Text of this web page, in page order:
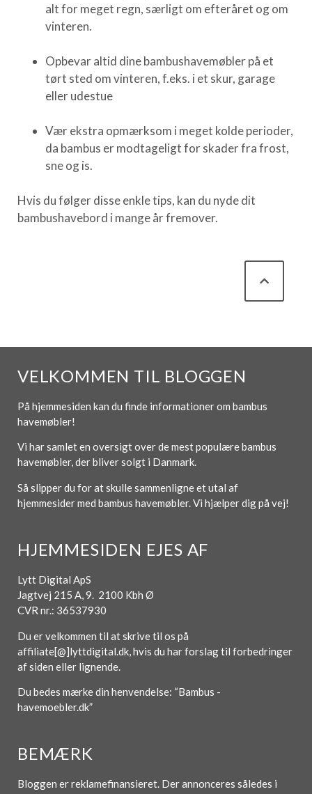
alt for meget regn, særligt om efteråret og om
vinteren.
Opbevar altid dine bambushavemøbler på et
tørt sted om vinteren, f.eks. i et skur, garage
eller udestue
Vær ekstra opmærksom i meget kolde perioder,
da bambus er modtageligt for skader fra frost,
sne og is.
Hvis du følger disse enkle tips, kan du nyde dit
bambushavebord i mange år fremover.
VELKOMMEN TIL BLOGGEN
På hjemmesiden kan du finde informationer om bambus
havemøbler!
Vi har samlet en oversigt over de mest populære bambus
havemøbler, der bliver solgt i Danmark.
Så slipper du for at skulle sammenligne et utal af
hjemmesider med bambus havemøbler. Vi hjælper dig på vej!
HJEMMESIDEN EJES AF
Lytt Digital ApS
Jagtvej 215 A, 9. 2100 Kbh Ø
CVR nr.: 36537930
Du er velkommen til at skrive til os på
affiliate[@]lyttdigital.dk, hvis du har forslag til forbedringer
af siden eller lignende.
Du bedes mærke din henvendelse: “Bambus -
havemoebler.dk”
BEMÆRK
Bloggen er reklamefinansieret. Der annonceres således i